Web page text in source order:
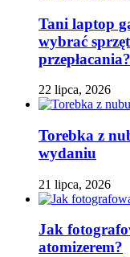
Tani laptop
wybrać
przepłacania?
22 lipca, 2026
Torebka z
wydaniu
21 lipca, 2026
Jak
atomizerem?